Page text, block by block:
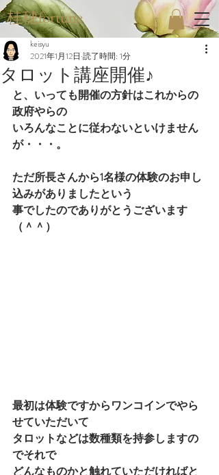
桂穂fortune
タロット講座開催♪
keisyu
2021年1月12日 読了時間: 1分
と、いっても開催の方針はこれからの
政府やらの
いろんなことに従わないといけません
が・・・。
ただ所長さんから1名様の体験のお申し
込みがありましたという
事でしたのでありがとうございます
（＾＾）
最初は体験ですからワンコインでやら
せていただいて
タロットなどは数種類を持参しますの
でそれで
どんなものかと触れていただければと